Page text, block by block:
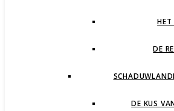
HET
DE
DE KUS